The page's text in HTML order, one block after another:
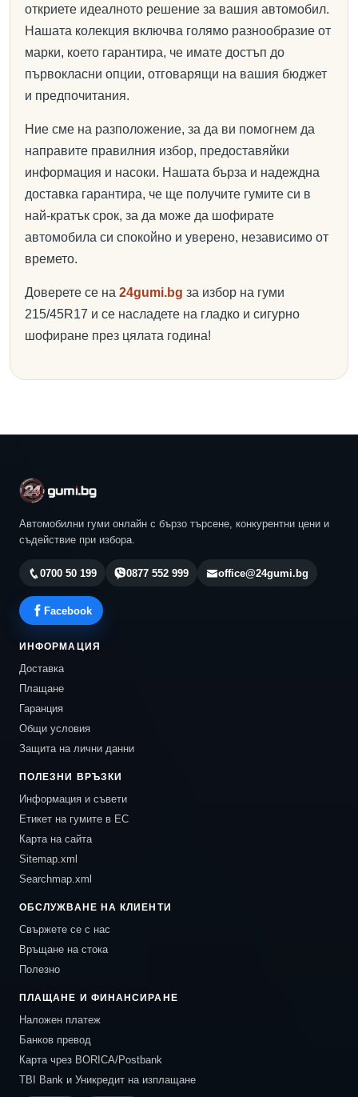
откриете идеалното решение за вашия автомобил.
Нашата колекция включва голямо разнообразие от
марки, което гарантира, че имате достъп до
първокласни опции, отговарящи на вашия бюджет
и предпочитания.
Ние сме на разположение, за да ви помогнем да
направите правилния избор, предоставяйки
информация и насоки. Нашата бърза и надеждна
доставка гарантира, че ще получите гумите си в
най-кратък срок, за да може да шофирате
автомобила си спокойно и уверено, независимо от
времето.
Доверете се на 24gumi.bg за избор на гуми
215/45R17 и се насладете на гладко и сигурно
шофиране през цялата година!
Автомобилни гуми онлайн с бързо търсене, конкурентни цени и
съдействие при избора.
0700 50 199 0877 552 999 office@24gumi.bg
Facebook
ИНФОРМАЦИЯ
Доставка
Плащане
Гаранция
Общи условия
Защита на лични данни
ПОЛЕЗНИ ВРЪЗКИ
Информация и съвети
Етикет на гумите в ЕС
Карта на сайта
Sitemap.xml
Searchmap.xml
ОБСЛУЖВАНЕ НА КЛИЕНТИ
Свържете се с нас
Връщане на стока
Полезно
ПЛАЩАНЕ И ФИНАНСИРАНЕ
Наложен платеж
Банков превод
Карта чрез BORICA/Postbank
TBI Bank и Уникредит на изплащане